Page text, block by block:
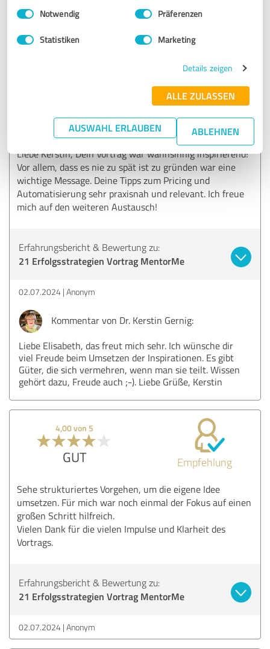
Impressum Datenschutzbestimmungen
Einwilligungsauswahl
Notwendig Präferenzen
Statistiken Marketing
Details zeigen
ALLE ZULASSEN
AUSWAHL ERLAUBEN ABLEHNEN
Kommentar von Dr. Kerstin Gernig:
Das freut mich. Ich wünsche dir viel Freude beim
Umsetzen der Inspirationen!
SEHR GUT Empfehlung
Liebe Kerstin, Dein Vortrag war wahnsinnig inspirierend!
Vor allem, dass es nie zu spät ist zu gründen war eine
wichtige Message. Deine Tipps zum Pricing und
Automatisierung sehr praxisnah und relevant. Ich freue
mich auf den weiteren Austausch!
Erfahrungsbericht & Bewertung zu:
21 Erfolgsstrategien Vortrag MentorMe
02.07.2024 Anonym
Kommentar von Dr. Kerstin Gernig:
Liebe Elisabeth, das freut mich sehr. Ich wünsche dir
viel Freude beim Umsetzen der Inspirationen. Es gibt
Güter, die sich vermehren, wenn man sie teilt. Wissen
gehört dazu, Freude auch ;-). Liebe Grüße, Kerstin
4,00 von 5
GUT Empfehlung
Sehe strukturiertes Vorgehen, um die eigene Idee
umsetzen. Für mich war noch einmal der Fokus auf einen
großen Schritt hilfreich.
Vielen Dank für die vielen Impulse und Klarheit des
Vortrags.
Erfahrungsbericht & Bewertung zu:
21 Erfolgsstrategien Vortrag MentorMe
02.07.2024 Anonym